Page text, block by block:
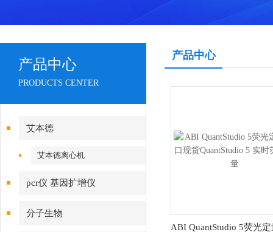
产品中心
PRODUCTS CENTER
艾本德
艾本德离心机
pcr仪 基因扩增仪
分子生物
产品中心
ABI QuantStudio 5荧光